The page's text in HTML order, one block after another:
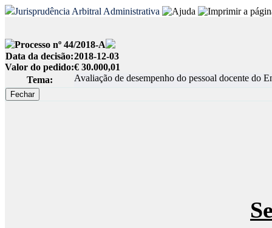
Jurisprudência Arbitral Administrativa
Processo nº 44/2018-A
Data da decisão:2018-12-03
Valor do pedido:€ 30.000,01
Tema:
Avaliação de desempenho do pessoal docente do